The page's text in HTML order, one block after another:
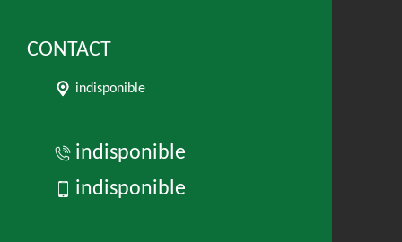
CONTACT
indisponible
indisponible
indisponible